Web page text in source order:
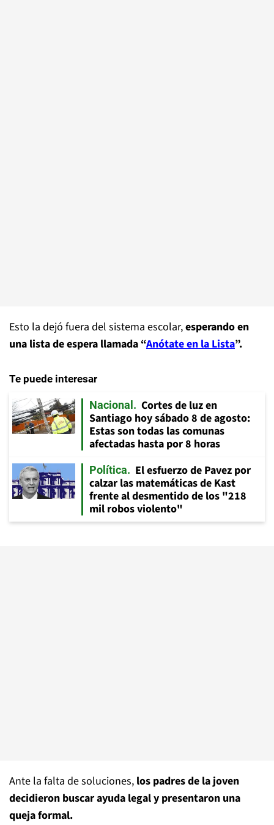
Esto la dejó fuera del sistema escolar,esperando en
una lista de espera llamada “Anótate en la Lista”.
Te puede interesar
Nacional
Cortes de luz en
Santiago hoy sábado 8 de agosto:
Estas son todas las comunas
afectadas hasta por 8 horas
Política
El esfuerzo de Pavez por
calzar las matemáticas de Kast
frente al desmentido de los "218
mil robos violento"
Ante la falta de soluciones, los padres de la joven
decidieron buscar ayuda legal y presentaron una
queja formal.